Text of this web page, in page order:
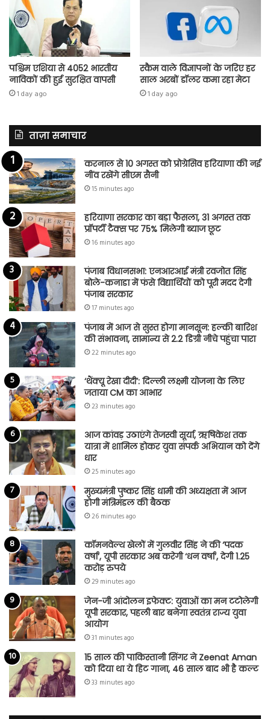
पश्चिम एशिया से 4052 भारतीय
नाविकों की हुई सुरक्षित वापसी
1 day ago
स्कैम वाले विज्ञापनों के जरिए हर
साल अरबों डॉलर कमा रहा मेटा
1 day ago
ताज़ा समाचार
करनाल से 10 अगस्त को प्रोग्रेसिव हरियाणा की नई
नींव रखेंगे सीएम सैनी
15 minutes ago
हरियाणा सरकार का बड़ा फैसला, 31 अगस्त तक
प्रॉपर्टी टैक्स पर 75% मिलेगी ब्याज छूट
16 minutes ago
पंजाब विधानसभा: एनआरआई मंत्री रवजोत सिंह
बोले-कनाडा में फंसे विद्यार्थियों को पूरी मदद देगी
पंजाब सरकार
17 minutes ago
पंजाब में आज से सुस्त होगा मानसून: हल्की बारिश
की संभावना, सामान्य से 2.2 डिग्री नीचे पहुंचा पारा
22 minutes ago
‘थैंक्यू रेखा दीदी’: दिल्ली लक्ष्मी योजना के लिए
जताया CM का आभार
23 minutes ago
आज कांवड़ उठाएंगे तेजस्वी सूर्या, ऋषिकेश तक
यात्रा में शामिल होकर युवा संपर्क अभियान को देंगे
धार
25 minutes ago
मुख्यमंत्री पुष्कर सिंह धामी की अध्यक्षता में आज
होगी मंत्रिमंडल की बैठक
26 minutes ago
कॉमनवेल्थ खेलों में गुलवीर सिंह ने की ‘पदक
वर्षा’, यूपी सरकार अब करेगी ‘धन वर्षा’, देगी 1.25
करोड़ रुपये
29 minutes ago
जेन-जी आंदोलन इफेक्ट: युवाओं का मन टटोलेगी
यूपी सरकार, पहली बार बनेगा स्वतंत्र राज्य युवा
आयोग
31 minutes ago
15 साल की पाकिस्तानी सिंगर ने Zeenat Aman
को दिया था ये हिट गाना, 46 साल बाद भी है कल्ट
33 minutes ago